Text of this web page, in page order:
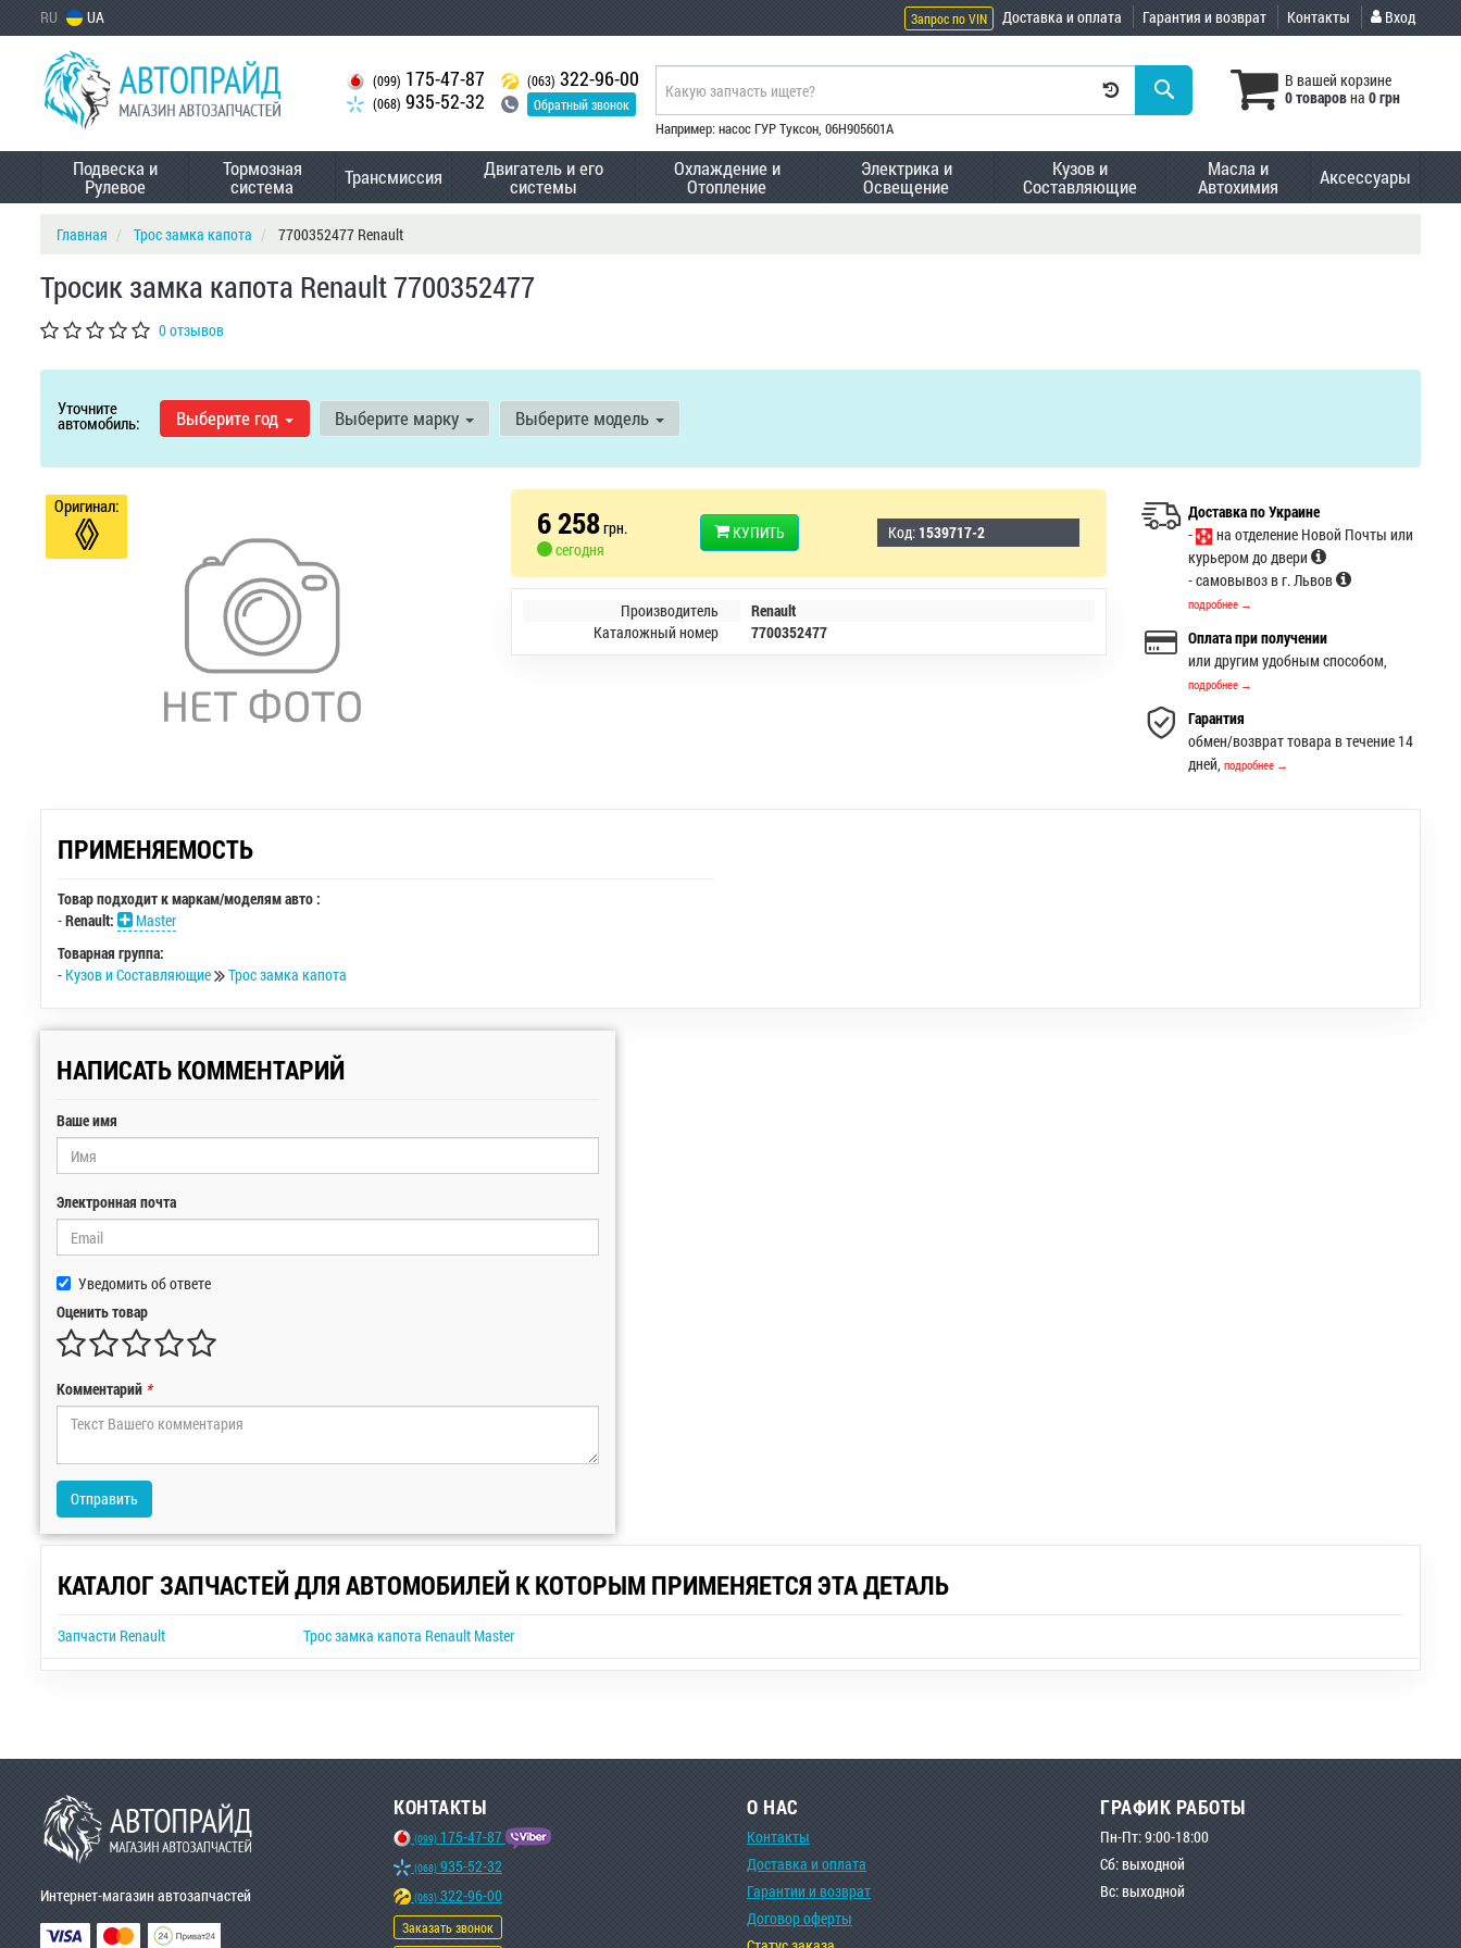
RU UA Запрос по VIN Доставка и оплата Гарантия и возврат Контакты Вход
(099) 175-47-87
(068) 935-52-32
(063) 322-96-00
Обратный звонок
В вашей корзине
0 товаровна 0 грн
Например: насос ГУР Туксон, 06H905601A
Подвеска и
Рулевое
Тормозная
система Трансмиссия Двигатель и его
системы
Охлаждение и
Отопление
Электрика и
Освещение
Кузов и
Составляющие
Масла и
Автохимия Аксессуары
Главная Трос замка капота 7700352477 Renault
Тросик замка капота Renault 7700352477
0 отзывов
Уточните
автомобиль: Выберите год Выберите марку Выберите модель
Оригинал: 6 258грн.
сегодня
КУПИТЬ Код: 1539717-2
Производитель
Renault
Каталожный номер
7700352477
Доставка по Украине
-
на отделение Новой Почты или
курьером до двери
- самовывоз в г. Львов
подробнее →
Оплата при получении
или другим удобным способом,
подробнее →
Гарантия
обмен/возврат товара в течение 14
дней,подробнее →
ПРИМЕНЯЕМОСТЬ
Товар подходит к маркам/моделям авто :
-Renault:
Master
Товарная группа:
- Кузов и Составляющие Трос замка капота
НАПИСАТЬ КОММЕНТАРИЙ
Ваше имя
Электронная почта
Уведомить об ответе
Оценить товар
Комментарий *
Отправить
КАТАЛОГ ЗАПЧАСТЕЙ ДЛЯ АВТОМОБИЛЕЙ К КОТОРЫМ ПРИМЕНЯЕТСЯ ЭТА ДЕТАЛЬ
Запчасти Renault Трос замка капота Renault Master
Интернет-магазин автозапчастей
КОНТАКТЫ
(099) 175-47-87
(068) 935-52-32
(063) 322-96-00
Заказать звонок
О НАС
Контакты
Доставка и оплата
Гарантии и возврат
Договор оферты
ГРАФИК РАБОТЫ
Пн-Пт: 9:00-18:00
Сб: выходной
Вс: выходной